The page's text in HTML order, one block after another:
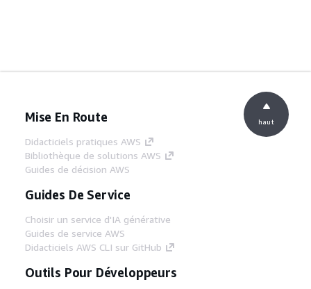
Mise En Route
Didacticiels pratiques AWS
Bibliothèque de solutions AWS
Guides de décision AWS
Guides De Service
Choisir un service d'IA générative
Guides de service AWS
Didacticiels AWS CLI sur GitHub
Outils Pour Développeurs
haut